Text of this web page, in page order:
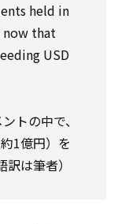
held in
now that
USD
トの中で、
1億円）を
は筆者）